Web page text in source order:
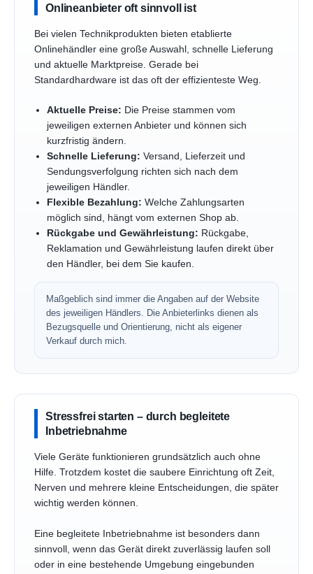
Onlineanbieter oft sinnvoll ist
Bei vielen Technikprodukten bieten etablierte
Onlinehändler eine große Auswahl, schnelle Lieferung
und aktuelle Marktpreise. Gerade bei
Standardhardware ist das oft der effizienteste Weg.
Aktuelle Preise: Die Preise stammen vom
jeweiligen externen Anbieter und können sich
kurzfristig ändern.
Schnelle Lieferung: Versand, Lieferzeit und
Sendungsverfolgung richten sich nach dem
jeweiligen Händler.
Flexible Bezahlung: Welche Zahlungsarten
möglich sind, hängt vom externen Shop ab.
Rückgabe und Gewährleistung: Rückgabe,
Reklamation und Gewährleistung laufen direkt über
den Händler, bei dem Sie kaufen.
Maßgeblich sind immer die Angaben auf der Website
des jeweiligen Händlers. Die Anbieterlinks dienen als
Bezugsquelle und Orientierung, nicht als eigener
Verkauf durch mich.
Stressfrei starten – durch begleitete
Inbetriebnahme
Viele Geräte funktionieren grundsätzlich auch ohne
Hilfe. Trotzdem kostet die saubere Einrichtung oft Zeit,
Nerven und mehrere kleine Entscheidungen, die später
wichtig werden können.
Eine begleitete Inbetriebnahme ist besonders dann
sinnvoll, wenn das Gerät direkt zuverlässig laufen soll
oder in eine bestehende Umgebung eingebunden